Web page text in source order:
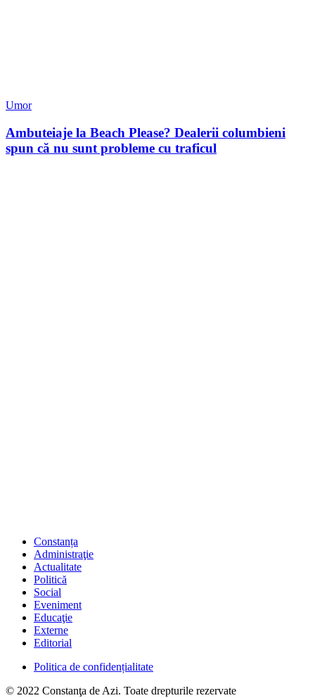
Umor
Ambuteiaje la Beach Please? Dealerii columbieni
spun că nu sunt probleme cu traficul
Constanța
Administraţie
Actualitate
Politică
Social
Eveniment
Educaţie
Externe
Editorial
Politica de confidențialitate
© 2022 Constanţa de Azi. Toate drepturile rezervate